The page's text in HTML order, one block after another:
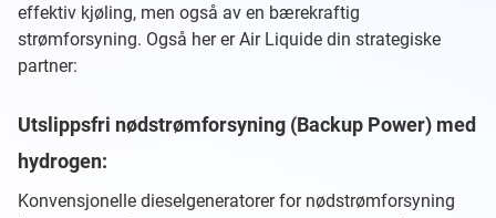
effektiv kjøling, men også av en bærekraftig
strømforsyning. Også her er Air Liquide din strategiske
partner:
Utslippsfri nødstrømforsyning (Backup Power) med
hydrogen:
Konvensjonelle dieselgeneratorer for nødstrømforsyning